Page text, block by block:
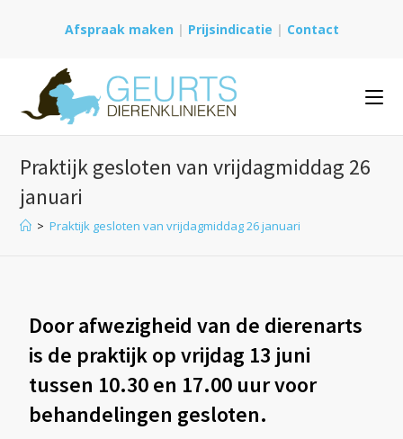
Afspraak maken | Prijsindicatie | Contact
Praktijk gesloten van vrijdagmiddag 26
januari
> Praktijk gesloten van vrijdagmiddag 26 januari
Door afwezigheid van de dierenarts
is de praktijk op vrijdag 13 juni
tussen 10.30 en 17.00 uur voor
behandelingen gesloten.